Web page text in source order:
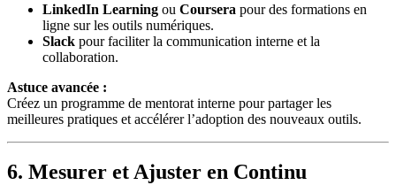
LinkedIn Learning ou Coursera pour des formations en
ligne sur les outils numériques.
Slack pour faciliter la communication interne et la
collaboration.
Astuce avancée :
Créez un programme de mentorat interne pour partager les
meilleures pratiques et accélérer l’adoption des nouveaux outils.
6. Mesurer et Ajuster en Continu